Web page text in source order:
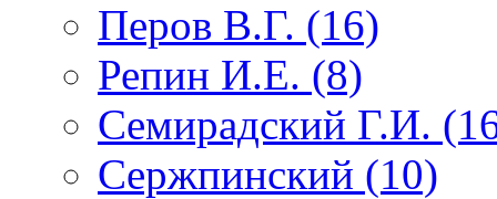
Перов В.Г. (16)
Репин И.Е. (8)
Семирадский Г.И.
Сержпинский (10)